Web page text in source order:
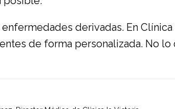
derivadas. En Clínica
de forma personalizada. No lo